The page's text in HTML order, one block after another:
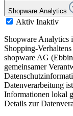
Shopware Analytics
Aktiv Inaktiv
Shopware Analytics
Shopping-
shopware AG
gemeinsamer
Datenverarbeitung
Informationen lokal
Details zur